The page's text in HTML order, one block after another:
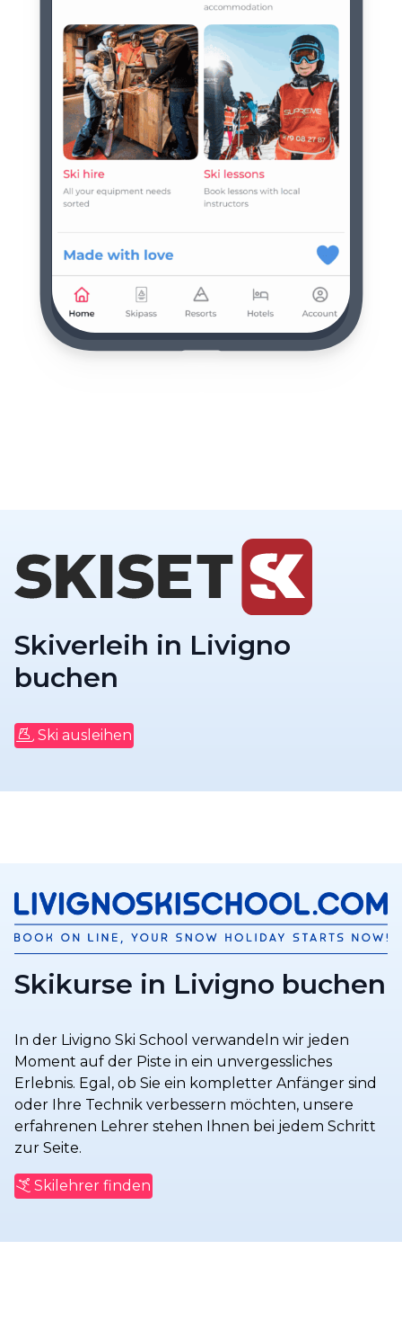
Skiverleih in Livigno
buchen
Ski ausleihen
Skikurse in Livigno buchen
In der Livigno Ski School verwandeln wir jeden
Moment auf der Piste in ein unvergessliches
Erlebnis. Egal, ob Sie ein kompletter Anfänger sind
oder Ihre Technik verbessern möchten, unsere
erfahrenen Lehrer stehen Ihnen bei jedem Schritt
zur Seite.
Skilehrer finden